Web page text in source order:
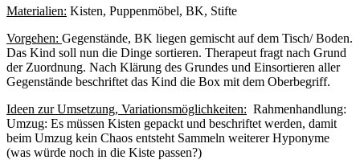
Materialien: Kisten, Puppenmöbel, BK, Stifte
Vorgehen: Gegenstände, BK liegen gemischt auf dem Tisch/ Boden.
Das Kind soll nun die Dinge sortieren. Therapeut fragt nach Grund
der Zuordnung. Nach Klärung des Grundes und Einsortieren aller
Gegenstände beschriftet das Kind die Box mit dem Oberbegriff.
Ideen zur Umsetzung, Variationsmöglichkeiten: Rahmenhandlung:
Umzug: Es müssen Kisten gepackt und beschriftet werden, damit
beim Umzug kein Chaos entsteht Sammeln weiterer Hyponyme
(was würde noch in die Kiste passen?)